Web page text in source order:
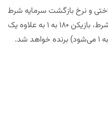
و نرخ بازگشت سرمایه شرط
۷۷۷ آمده است. در صورت برد این شرط، بازیکن ۱۸۰ به ۱ به علاوه یک